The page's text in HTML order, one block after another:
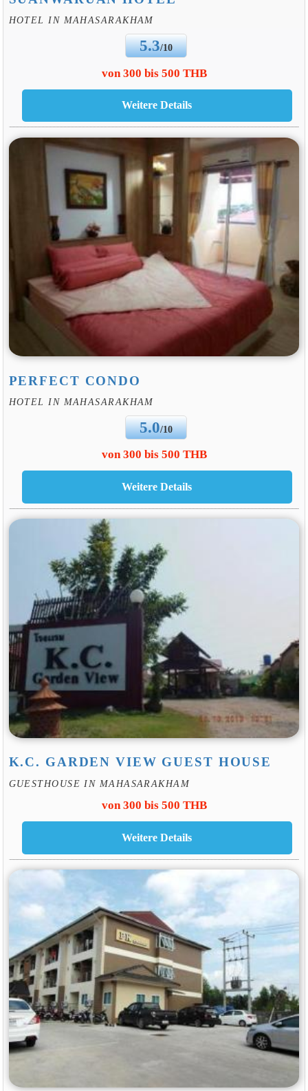
HOTEL IN MAHASARAKHAM
5.3/10
von 300 bis 500 THB
PERFECT CONDO
HOTEL IN MAHASARAKHAM
5.0/10
von 300 bis 500 THB
K.C. GARDEN VIEW GUEST HOUSE
GUESTHOUSE IN MAHASARAKHAM
von 300 bis 500 THB